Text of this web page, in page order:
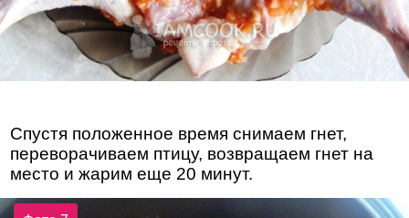
Спустя положенное время снимаем гнет,
переворачиваем птицу, возвращаем гнет на
место и жарим еще 20 минут.